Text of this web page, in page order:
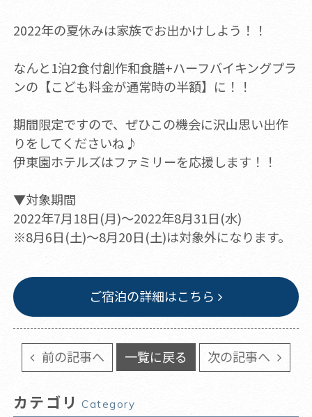
2022年の夏休みは家族でお出かけしよう！！
なんと1泊2食付創作和食膳+ハーフバイキングプラ
ンの【こども料金が通常時の半額】に！！
期間限定ですので、ぜひこの機会に沢山思い出作
りをしてくださいね♪
伊東園ホテルズはファミリーを応援します！！
▼対象期間
2022年7月18日(月)～2022年8月31日(水)
※8月6日(土)～8月20日(土)は対象外になります。
ご宿泊の詳細はこちら
前の記事へ 一覧に戻る 次の記事へ
カテゴリ Category